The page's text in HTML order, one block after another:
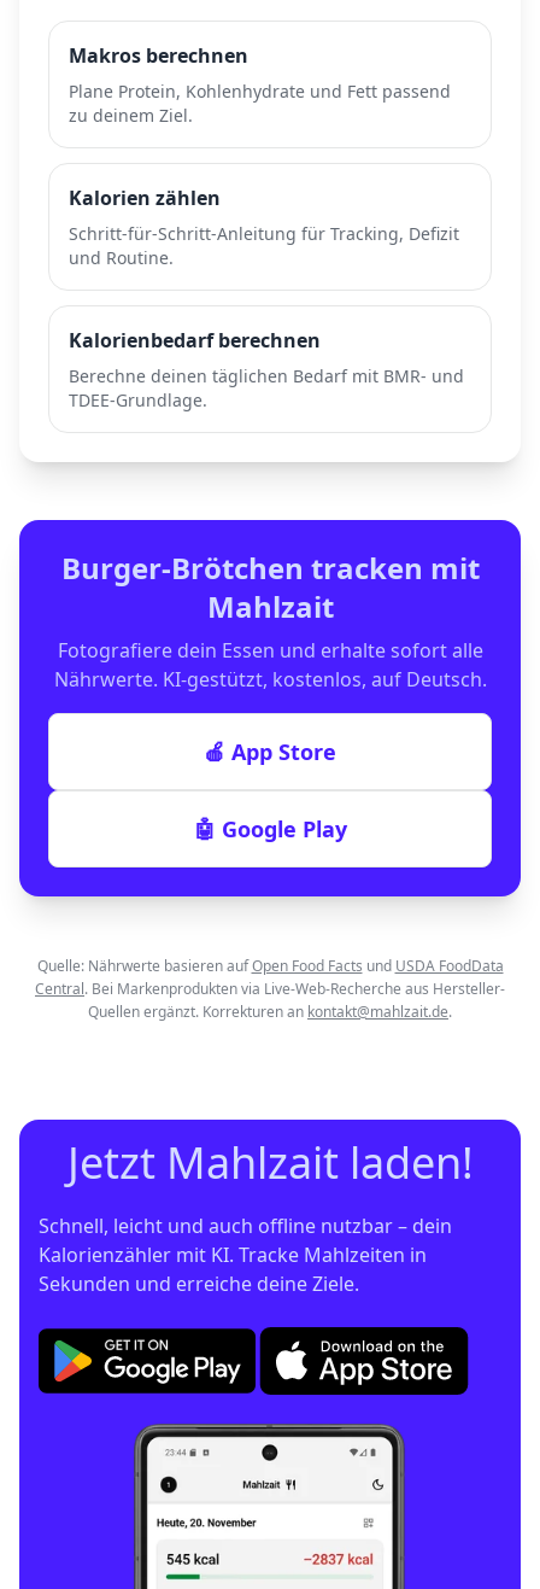
Makros berechnen
Plane Protein, Kohlenhydrate und Fett passend
zu deinem Ziel.
Kalorien zählen
Schritt-für-Schritt-Anleitung für Tracking, Defizit
und Routine.
Kalorienbedarf berechnen
Berechne deinen täglichen Bedarf mit BMR- und
TDEE-Grundlage.
Burger-Brötchen tracken mit
Mahlzait
Fotografiere dein Essen und erhalte sofort alle
Nährwerte. KI-gestützt, kostenlos, auf Deutsch.
🍎 App Store
🤖 Google Play
Quelle: Nährwerte basieren auf Open Food Facts und USDA FoodData
Central. Bei Markenprodukten via Live-Web-Recherche aus Hersteller-
Quellen ergänzt. Korrekturen an kontakt@mahlzait.de.
Jetzt Mahlzait laden!
Schnell, leicht und auch offline nutzbar – dein
Kalorienzähler mit KI. Tracke Mahlzeiten in
Sekunden und erreiche deine Ziele.